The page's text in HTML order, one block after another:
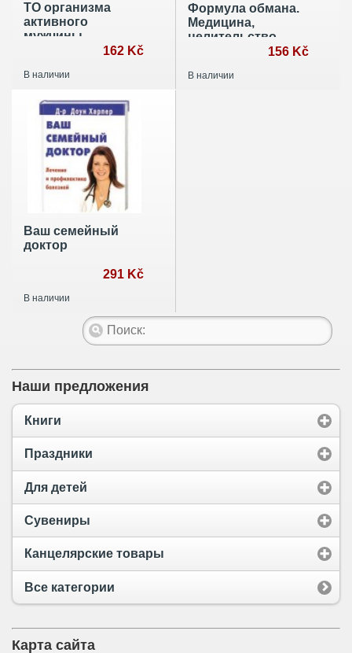
ТО организма
активного
мужчины
162 Kč
В наличии
Формула обмана.
Медицина,
целительство,
156 Kč
В наличии
Ваш семейный
доктор
291 Kč
В наличии
Наши предложения
Книги
Праздники
Для детей
Сувениры
Канцелярские товары
Все категории
Карта сайта